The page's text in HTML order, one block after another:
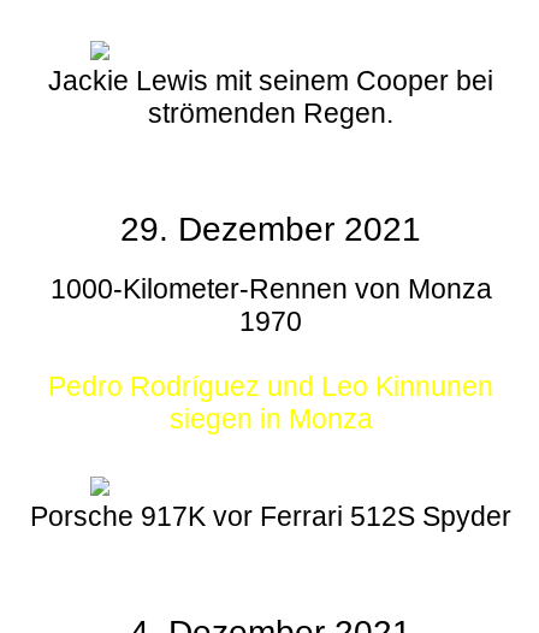
Jackie Lewis mit seinem Cooper bei
strömenden Regen.
29. Dezember 2021
1000-Kilometer-Rennen von Monza
1970
Pedro Rodríguez und Leo Kinnunen
siegen in Monza
Porsche 917K vor Ferrari 512S Spyder